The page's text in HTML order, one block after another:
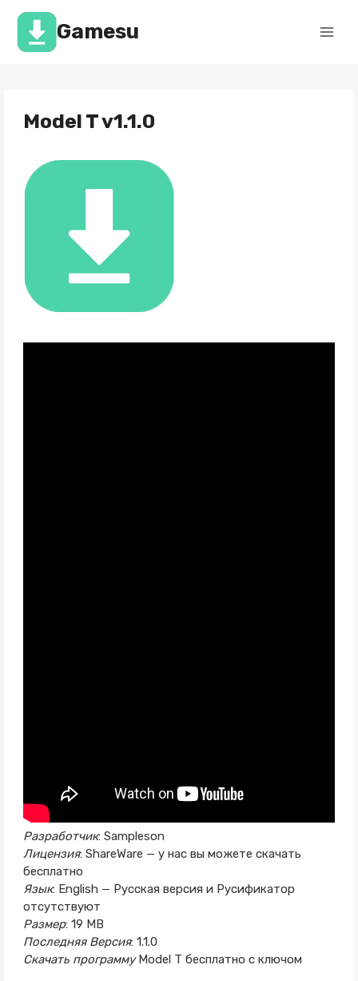
Перейти
содержимомуGamesu
Model T v1.1.0
Разработчик: Sampleson
Лицензия: ShareWare — у нас вы можете скачать
бесплатно
Язык: English — Русская версия и Русификатор
отсутствуют
Размер: 19 MB
Последняя Версия: 1.1.0
Скачать программуModel T бесплатно с ключом